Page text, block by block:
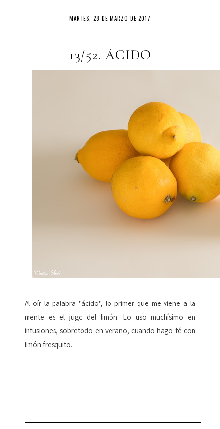
MARTES, 28 DE MARZO DE 2017
13/52. ÁCIDO
Al oír la palabra "ácido", lo primer que me viene a la
mente es el jugo del limón. Lo uso muchísimo en
infusiones, sobretodo en verano, cuando hago té con
limón fresquito.